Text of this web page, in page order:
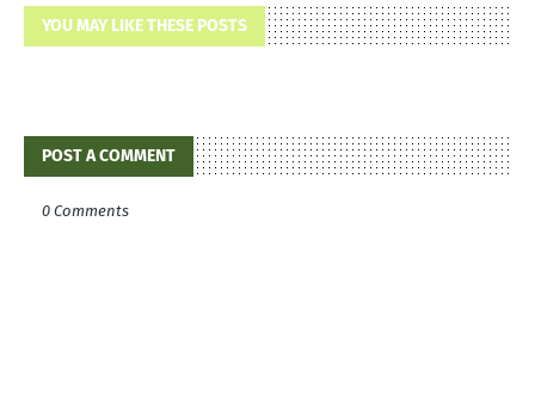
YOU MAY LIKE THESE POSTS
POST A COMMENT
0 Comments